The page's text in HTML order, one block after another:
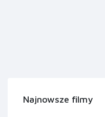
Najnowsze filmy